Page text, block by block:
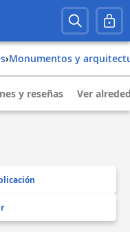
› Monumentos y
y reseñas Ver